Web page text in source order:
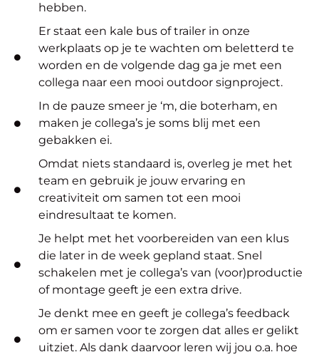
hebben.
Er staat een kale bus of trailer in onze
werkplaats op je te wachten om beletterd te
worden en de volgende dag ga je met een
collega naar een mooi outdoor signproject.
In de pauze smeer je ‘m, die boterham, en
maken je collega’s je soms blij met een
gebakken ei.
Omdat niets standaard is, overleg je met het
team en gebruik je jouw ervaring en
creativiteit om samen tot een mooi
eindresultaat te komen.
Je helpt met het voorbereiden van een klus
die later in de week gepland staat. Snel
schakelen met je collega’s van (voor)productie
of montage geeft je een extra drive.
Je denkt mee en geeft je collega’s feedback
om er samen voor te zorgen dat alles er gelikt
uitziet. Als dank daarvoor leren wij jou o.a. hoe